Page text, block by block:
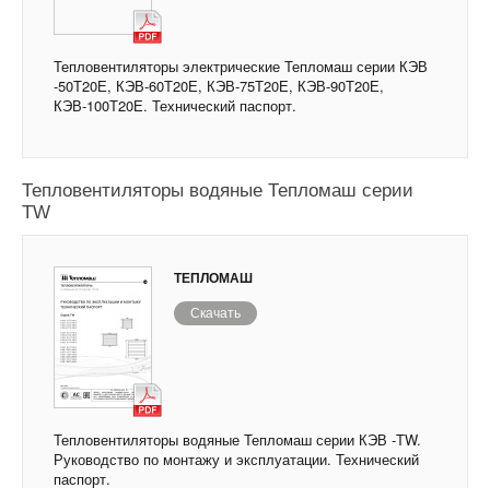
Тепловентиляторы электрические Тепломаш серии КЭВ
-50Т20Е, КЭВ-60Т20Е, КЭВ-75Т20Е, КЭВ-90Т20Е,
КЭВ-100Т20Е. Технический паспорт.
Тепловентиляторы водяные Тепломаш серии
TW
ТЕПЛОМАШ
Скачать
Тепловентиляторы водяные Тепломаш серии КЭВ -TW.
Руководство по монтажу и эксплуатации. Технический
паспорт.